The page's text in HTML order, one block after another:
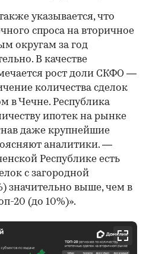
указывается, что
спроса на вторичное
округам за год
В качестве
рост доли СКФО —
количества сделок
в Чечне. Республика
ипотек на рынке
даже крупнейшие
аналитики. —
Республике есть
с загородной
значительно выше, чем в
20 (до 10%)».